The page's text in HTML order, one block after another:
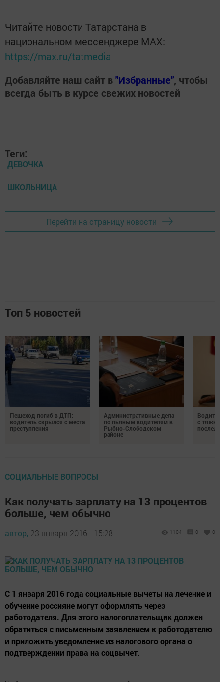
Читайте новости Татарстана в
национальном мессенджере MАХ:
https://max.ru/tatmedia
Добавляйте наш сайт в"Избранные", чтобы
всегда быть в курсе свежих новостей
Теги:
ДЕВОЧКА
ШКОЛЬНИЦА
Перейти на страницу новости
Топ 5 новостей
Пешеход погиб в ДТП:
водитель скрылся с места
преступления
Административные дела
по пьяным водителям в
Рыбно-Слободском
районе
с
СОЦИАЛЬНЫЕ ВОПРОСЫ
Как получать зарплату на 13 процентов
больше, чем обычно
автор, 23 января 2016 - 15:28 1104 0 0
С 1 января 2016 года социальные вычеты на лечение и
обучение россияне могут оформлять через
работодателя. Для этого налогоплательщик должен
обратиться с письменным заявлением к работодателю
и приложить уведомление из налогового органа о
подтверждении права на соцвычет.